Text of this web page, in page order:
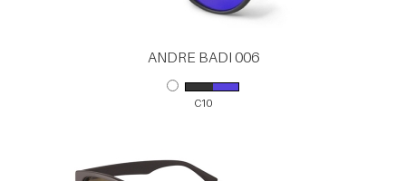
ANDRE BADI 006
C10